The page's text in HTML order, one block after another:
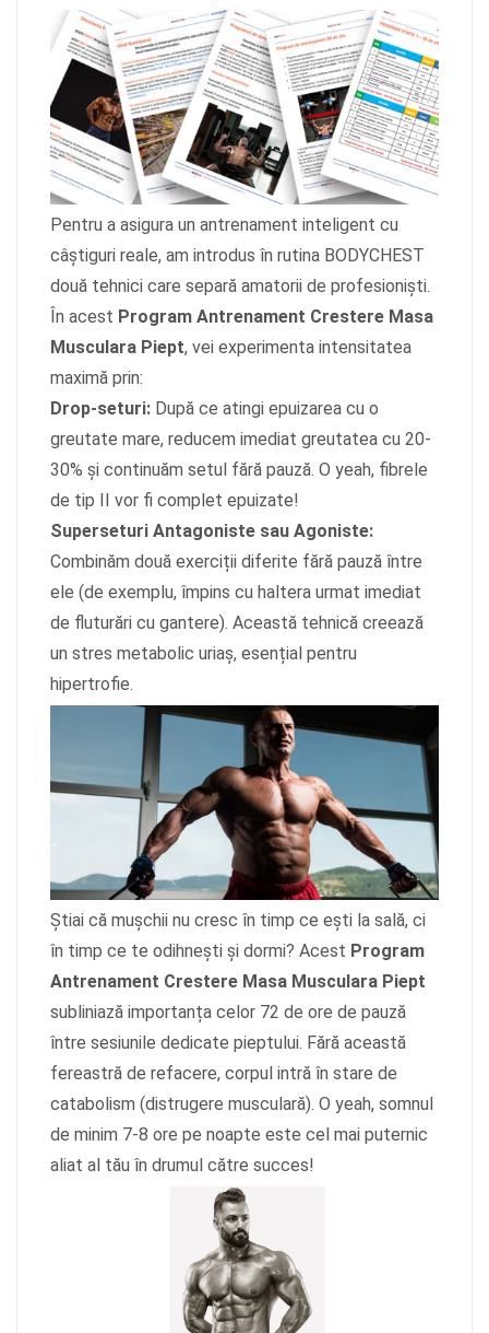
Pentru a asigura un antrenament inteligent cu
câștiguri reale, am introdus în rutina BODYCHEST
două tehnici care separă amatorii de profesioniști.
În acest Program Antrenament Crestere Masa
Musculara Piept, vei experimenta intensitatea
maximă prin:
Drop-seturi: După ce atingi epuizarea cu o
greutate mare, reducem imediat greutatea cu 20-
30% și continuăm setul fără pauză. O yeah, fibrele
de tip II vor fi complet epuizate!
Superseturi Antagoniste sau Agoniste:
Combinăm două exerciții diferite fără pauză între
ele (de exemplu, împins cu haltera urmat imediat
de fluturări cu gantere). Această tehnică creează
un stres metabolic uriaș, esențial pentru
hipertrofie.
Știai că mușchii nu cresc în timp ce ești la sală, ci
în timp ce te odihnești și dormi? Acest Program
Antrenament Crestere Masa Musculara Piept
subliniază importanța celor 72 de ore de pauză
între sesiunile dedicate pieptului. Fără această
fereastră de refacere, corpul intră în stare de
catabolism (distrugere musculară). O yeah, somnul
de minim 7-8 ore pe noapte este cel mai puternic
aliat al tău în drumul către succes!